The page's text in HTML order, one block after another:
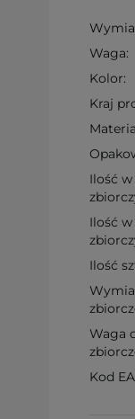
Waga:
Kolor:
Kraj
Ilość
Ilość
Ilość
Waga
Kod